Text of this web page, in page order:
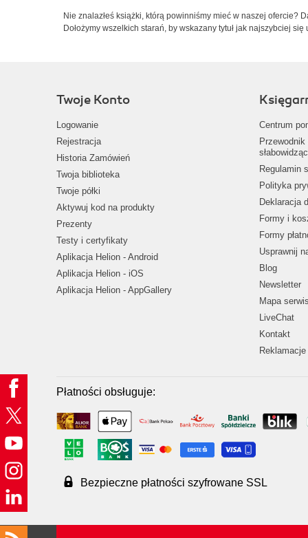
Nie znalazłeś książki, którą powinniśmy mieć w naszej ofercie?
Dołożymy wszelkich starań, by wskazany tytuł jak najszybciej się
Twoje Konto
Logowanie
Rejestracja
Historia Zamówień
Twoja biblioteka
Twoje półki
Aktywuj kod na produkty
Prezenty
Testy i certyfikaty
Aplikacja Helion - Android
Aplikacja Helion - iOS
Aplikacja Helion - AppGallery
Centrum
Regulamin
Polityka
Deklaracja
Formy i
Formy
Usprawnij
Blog
Newsletter
Mapa
LiveChat
Kontakt
Płatności obsługuje:
Bezpieczne płatności szyfrowane SSL